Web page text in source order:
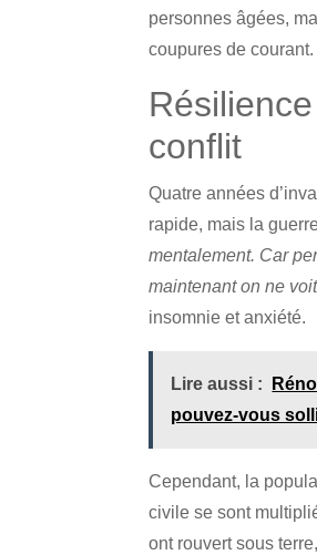
personnes âgées,
coupures de courant.
conflit
Quatre années
rapide, mais la
mentalement. Car
maintenant on ne
insomnie et anxiété.
Lire aussi :
pouvez-vous
Cependant, la
civile se sont
ont rouvert sous